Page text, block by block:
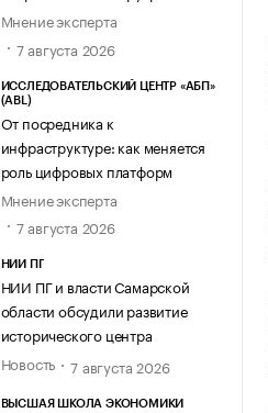
Мнение эксперта
7 августа 2026
ИССЛЕДОВАТЕЛЬСКИЙ ЦЕНТР «АБП»
(ABL)
От посредника к
инфраструктуре: как меняется
роль цифровых платформ
Мнение эксперта
7 августа 2026
НИИ ПГ
НИИ ПГ и власти Самарской
области обсудили развитие
исторического центра
Новость
7 августа 2026
ВЫСШАЯ ШКОЛА ЭКОНОМИКИ